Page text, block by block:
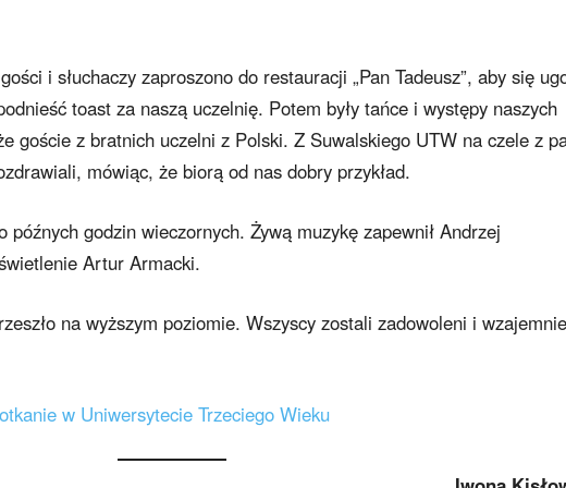
i słuchaczy zaproszono do restauracji „Pan Tadeusz”, aby się
toast za naszą uczelnię. Potem były tańce i występy naszych
goście z bratnich uczelni z Polski. Z Suwalskiego UTW na czele z
mówiąc, że biorą od nas dobry przykład.
późnych godzin wieczornych. Żywą muzykę zapewnił Andrzej
Artur Armacki.
na wyższym poziomie. Wszyscy zostali zadowoleni i wzajemnie
w Uniwersytecie Trzeciego Wieku